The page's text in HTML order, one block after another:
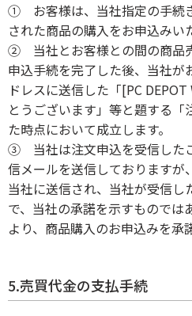
① お客様は、当社指定の手続
された商品の購入をお申込みい
② 当社とお客様との間の商品
申込手続を完了した後、当社が
ドレスに送信した「[PC
とうございます」等と題する「
た時点において成立します。
③ 当社は注文申込を受信した
信メールを送信しておりますが
当社に送信され、当社が受信し
で、当社の承諾を示すものでは
より、商品購入のお申込みを承
5.売買代金の支払手続